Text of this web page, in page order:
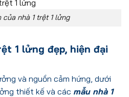
nhà 1 trệt 1 lửng
1 lửng đẹp, hiện đại
và nguồn cảm hứng, dưới
thiết kế và các mẫu nhà 1